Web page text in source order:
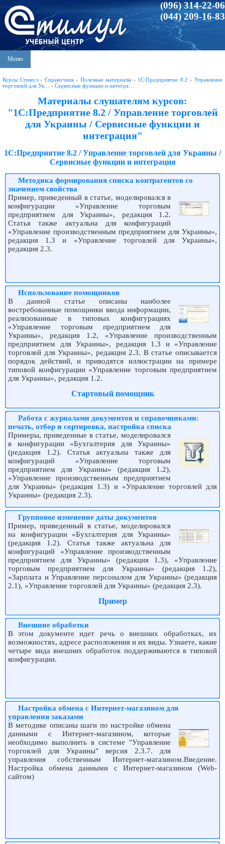
(096) 314-22-06
(044) 209-16-83
Меню
Курсы Стимул› Справочник› Полезные материалы › 1С:Предприятие 8.2 ›Управление
торговлей для Ук…
› Сервисные функции и интегра…
Материалы слушателям курсов:
"1С:Предприятие 8.2 / Управление торговлей
для Украины / Сервисные функции и
интеграция"
1С:Предприятие 8.2 / Управление торговлей для Украины /
Сервисные функции и интеграция
Методика формирования списка контрагентов со
значением свойства
Пример, приведенный в статье, моделировался в
конфигурации «Управление торговым
предприятием для Украины», редакция 1.2.
Статья также актуальна для конфигураций
«Управление производственным предприятием для Украины»,
редакция 1.3 и «Управление торговлей для Украины»,
редакция 2.3.
Использование помощников
В данной статье описаны наиболее
востребованные помощники ввода информации,
реализованные в типовых конфигурациях
«Управление торговым предприятием для
Украины», редакция 1.2, «Управление производственным
предприятием для Украины», редакция 1.3 и «Управление
торговлей для Украины», редакция 2.3. В статье описывается
порядок действий, и приводятся иллюстрации на примере
типовой конфигурации «Управление торговым предприятием
для Украины», редакция 1.2.
Стартовый помощник
Работа с журналами документов и справочниками:
печать, отбор и сортировка, настройка списка
Примеры, приведенные в статье, моделировался
в конфигурации «Бухгалтерия для Украины»
(редакция 1.2). Статья актуальна также для
конфигураций «Управление торговым
предприятием для Украины» (редакция 1.2),
«Управление производственным предприятием
для Украины» (редакция 1.3) и «Управление торговлей для
Украины» (редакция 2.3).
Групповое изменение даты документов
Пример, приведенный в статье, моделировался
на конфигурации «Бухгалтерия для Украины»
(редакция 1.2). Статья также актуальна для
конфигураций «Управление производственным
предприятием для Украины» (редакция 1.3), «Управление
торговым предприятием для Украины» (редакция 1.2),
«Зарплата и Управление персоналом для Украины» (редакция
2.1), «Управление торговлей для Украины» (редакция 2.3).
Пример
Внешние обработки
В этом документе идет речь о внешних обработках, их
возможностях, адресе расположения и их виды. Узнаете, какие
четыре вида внешних обработок поддерживаются в типовой
конфигурации.
Настройка обмена с Интернет-магазином для
управления заказами
В методике описаны шаги по настройке обмена
данными с Интернет-магазином, которые
необходимо выполнить в системе "Управление
торговлей для Украины" версия 2.3.7. для
управления собственным Интернет-магазином.Введение.
Настройка обмена данными с Интернет-магазином (Web-
сайтом)